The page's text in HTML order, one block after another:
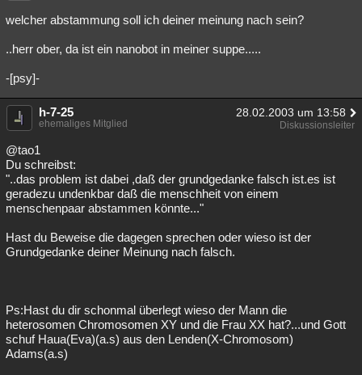
welcher abstammung soll ich deiner meinung nach sein?
..herr ober, da ist ein nanobot in meiner suppe.....
-[psy]-
h-7-25 28.02.2003 um 13:58
ehemaliges Mitglied Diskussionsleiter
@tao1
Du schreibst:
"..das problem ist dabei ,daß der grundgedanke falsch ist.es ist
geradezu undenkbar daß die menschheit von einem
menschenpaar abstammen könnte..."
Hast du Beweise die dagegen sprechen oder wieso ist der
Grundgedanke deiner Meinung nach falsch.
Ps:Hast du dir schonmal überlegt wieso der Mann die
heterosomen Chromosomen XY und die Frau XX hat?...und Gott
schuf Haua(Eva)(a.s) aus den Lenden(X-Chromosom)
Adams(a.s)